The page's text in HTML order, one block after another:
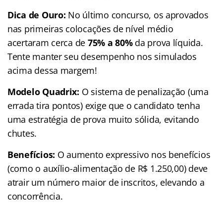
Dica de Ouro: No último concurso, os aprovados
nas primeiras colocações de nível médio
acertaram cerca de 75% a 80%da prova líquida.
Tente manter seu desempenho nos simulados
acima dessa margem!
Modelo Quadrix: O sistema de penalização (uma
errada tira pontos) exige que o candidato tenha
uma estratégia de prova muito sólida, evitando
chutes.
Benefícios: O aumento expressivo nos benefícios
(como o auxílio-alimentação de R$ 1.250,00) deve
atrair um número maior de inscritos, elevando a
concorrência.